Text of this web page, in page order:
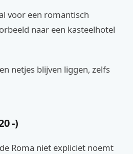
voor een romantisch
naar een kasteelhotel
netjes blijven liggen, zelfs
-)
Roma niet expliciet noemt